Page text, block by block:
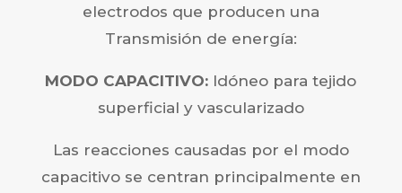
electrodos que producen una
Transmisión de energía:
MODO CAPACITIVO: Idóneo para tejido
superficial y vascularizado
Las reacciones causadas por el modo
capacitivo se centran principalmente en